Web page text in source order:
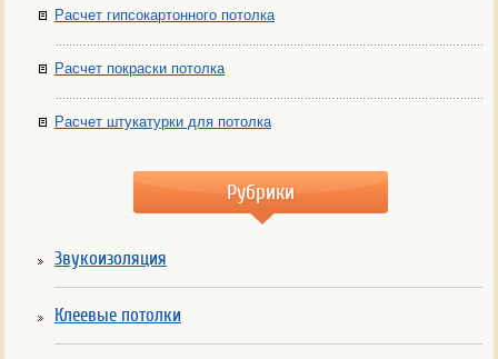
Расчет гипсокартонного потолка
Расчет покраски потолка
Расчет штукатурки для потолка
Рубрики
Звукоизоляция
Клеевые потолки